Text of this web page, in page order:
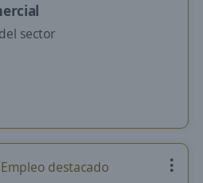
sector
Empleo destacado